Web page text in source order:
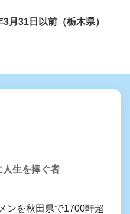
月31日以前（栃木県）
人生を捧ぐ者
ンを秋田県で1700軒超